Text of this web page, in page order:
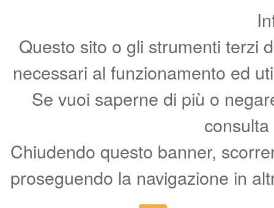
Questo sito o gli strumenti terzi
necessari al funzionamento ed
Se vuoi saperne di più o
Chiudendo questo banner,
proseguendo la navigazione in